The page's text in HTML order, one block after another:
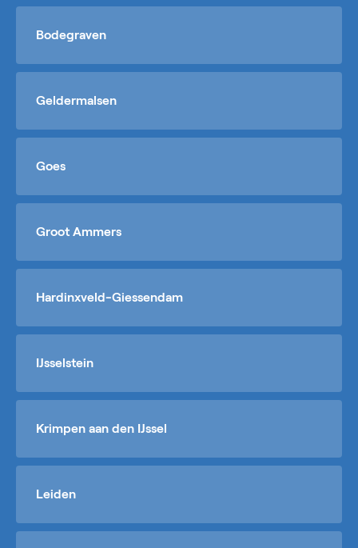
Bodegraven
Geldermalsen
Goes
Groot Ammers
Hardinxveld-Giessendam
IJsselstein
Krimpen aan den IJssel
Leiden